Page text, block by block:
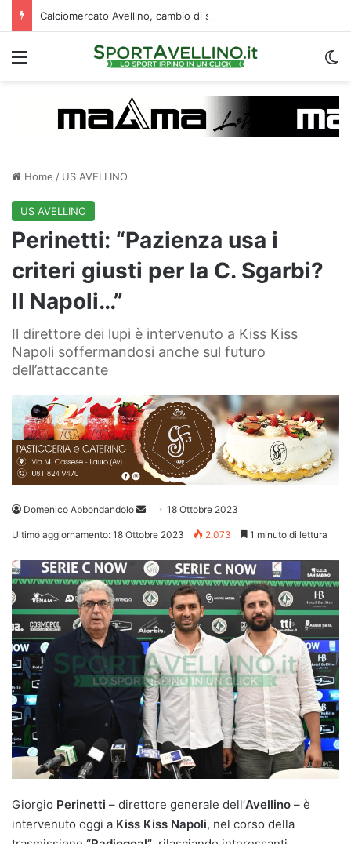
Menu
Home / US AVELLINO
US AVELLINO
Perinetti: “Pazienza usa i
criteri giusti per la C. Sgarbi?
Il Napoli…”
Il direttore dei lupi è intervenuto a Kiss Kiss
Napoli soffermandosi anche sul futuro
dell’attaccante
Domenico Abbondandolo
Invia 18 Ottobre 2023
Ultimo aggiornamento: 18 Ottobre 2023 2.073 1 minuto di lettura
Giorgio Perinetti – direttore generale dell’Avellino – è
intervenuto oggi a Kiss Kiss Napoli, nel corso della